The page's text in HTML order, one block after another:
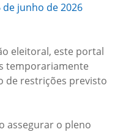
de junho de 2026
eleitoral, este portal
temporariamente
de restrições previsto
assegurar o pleno